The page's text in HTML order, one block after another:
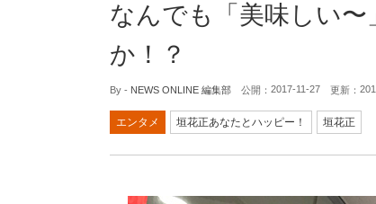
なんでも「美味しい
か！？
By - NEWS ONLINE 編集部 公開： 2017-11-27 更新：
エンタメ 垣花正あなたとハッピー！ 垣花正